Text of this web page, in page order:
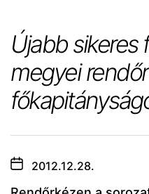
Újabb sikeres
megyei
2012.12.28.